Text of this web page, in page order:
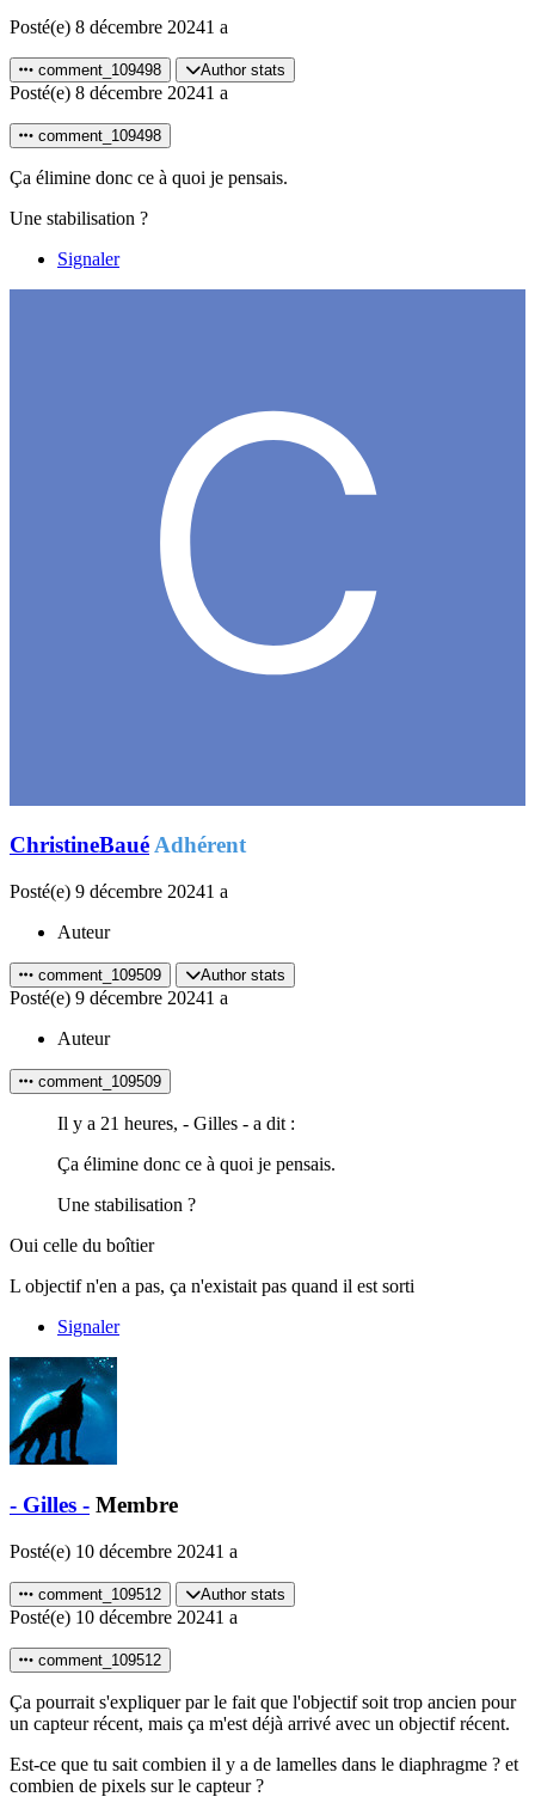
Posté(e) 8 décembre 20241 a
comment_109498 Author stats
Posté(e) 8 décembre 20241 a
comment_109498
Ça élimine donc ce à quoi je pensais.
Une stabilisation ?
Signaler
ChristineBauéAdhérent
Posté(e) 9 décembre 20241 a
Auteur
comment_109509 Author stats
Posté(e) 9 décembre 20241 a
Auteur
comment_109509
Il y a 21 heures, - Gilles - a dit :
Ça élimine donc ce à quoi je pensais.
Une stabilisation ?
Oui celle du boîtier
L objectif n'en a pas, ça n'existait pas quand il est sorti
Signaler
- Gilles - Membre
Posté(e) 10 décembre 20241 a
comment_109512 Author stats
Posté(e) 10 décembre 20241 a
comment_109512
Ça pourrait s'expliquer par le fait que l'objectif soit trop ancien pour
un capteur récent, mais ça m'est déjà arrivé avec un objectif récent.
Est-ce que tu sait combien il y a de lamelles dans le diaphragme ? et
combien de pixels sur le capteur ?